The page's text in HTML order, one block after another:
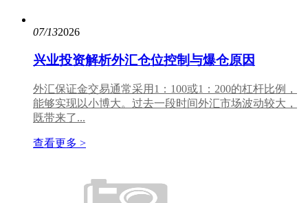
07/132026
兴业投资解析外汇仓位控制与爆仓原因
外汇保证金交易通常采用1：100或1：200的杠杆比例，
能够实现以小博大。过去一段时间外汇市场波动较大，
既带来了...
查看更多 >